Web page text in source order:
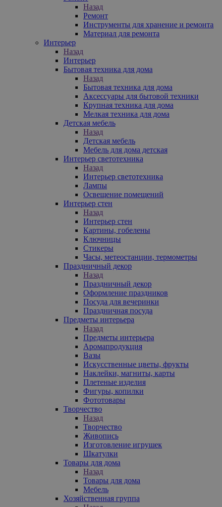
Назад
Ремонт
Инструменты для хранение и ремонта
Материал для ремонта
Интерьер
Назад
Интерьер
Бытовая техника для дома
Назад
Бытовая техника для дома
Аксессуары для бытовой техники
Крупная техника для дома
Мелкая техника для дома
Детская мебель
Назад
Детская мебель
Мебель для дома детская
Интерьер светотехника
Назад
Интерьер светотехника
Лампы
Освещение помещений
Интерьер стен
Назад
Интерьер стен
Картины, гобелены
Ключницы
Стикеры
Часы, метеостанции, термометры
Праздничный декор
Назад
Праздничный декор
Оформление праздников
Посуда для вечеринки
Праздничная посуда
Предметы интерьера
Назад
Предметы интерьера
Аромапродукция
Вазы
Искусственные цветы, фрукты
Наклейки, магниты, карты
Плетеные изделия
Фигуры, копилки
Фототовары
Творчество
Назад
Творчество
Живопись
Изготовление игрушек
Шкатулки
Товары для дома
Назад
Товары для дома
Мебель
Хозяйственная группа